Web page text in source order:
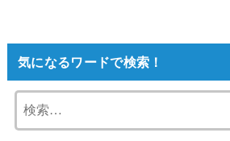
気になるワードで検索！
索: